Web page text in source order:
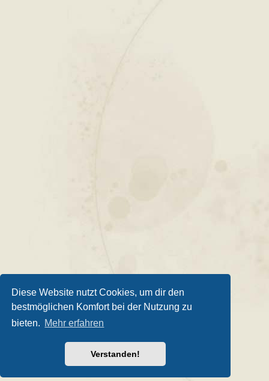
Diese Website nutzt Cookies, um dir den
bestmöglichen Komfort bei der Nutzung zu
bieten. Mehr erfahren
Verstanden!